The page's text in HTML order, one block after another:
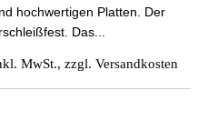
hochwertigen Platten. Der
Das...
MwSt., zzgl. Versandkosten